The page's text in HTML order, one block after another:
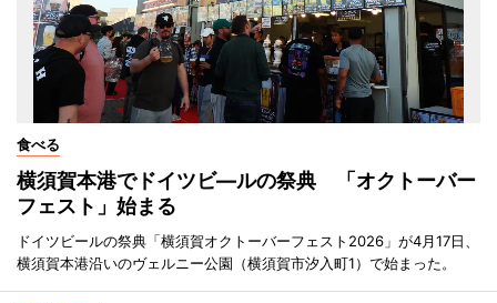
食べる
横須賀本港でドイツビ―ルの祭典 「オクトーバー
フェスト」始まる
ドイツビールの祭典「横須賀オクトーバーフェスト2026」が4月17日、
横須賀本港沿いのヴェルニー公園（横須賀市汐入町1）で始まった。